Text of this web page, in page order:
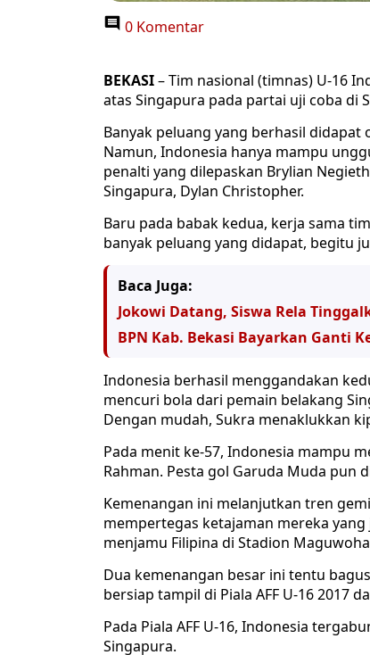
0 Komentar
BEKASI– Tim nasional (timnas) U-16
atas Singapura pada partai uji coba di
Banyak peluang yang berhasil
Namun, Indonesia hanya mampu
penalti yang dilepaskan Brylian
Singapura, Dylan Christopher.
Baru pada babak kedua, kerja sama
banyak peluang yang didapat, begitu
Baca Juga:
Jokowi Datang, Siswa Rela
BPN Kab. Bekasi Bayarkan Ganti
Indonesia berhasil menggandakan
mencuri bola dari pemain belakang
Dengan mudah, Sukra menaklukkan
Pada menit ke-57, Indonesia mampu
Rahman. Pesta gol Garuda Muda pun
Kemenangan ini melanjutkan tren
mempertegas ketajaman mereka
menjamu Filipina di Stadion
Dua kemenangan besar ini tentu
bersiap tampil di Piala AFF U-16 2017
Pada Piala AFF U-16, Indonesia
Singapura.